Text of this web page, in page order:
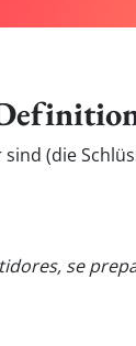
sind (die
se